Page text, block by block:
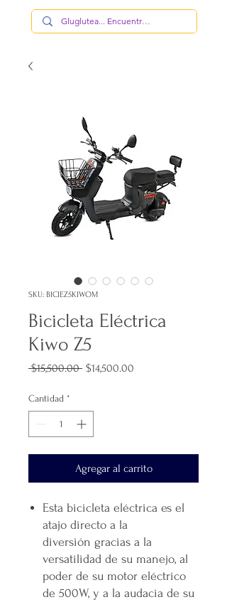
SKU: BICIEZ5KIWOM
Bicicleta Eléctrica
Kiwo Z5
$15,500.00 Precio
$14,500.00
Cantidad *
Agregar al carrito
Esta bicicleta eléctrica es el
atajo directo a la
diversión gracias a la
versatilidad de su manejo, al
poder de su motor eléctrico
de 500W, y a la audacia de su